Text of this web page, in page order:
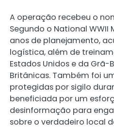
A operação recebeu o
Segundo o National WWII
anos de planejamento,
logística, além de
Estados Unidos e da Grã-
Britânicas. Também foi
protegidas por sigilo
beneficiada por um
desinformação para
sobre o verdadeiro local